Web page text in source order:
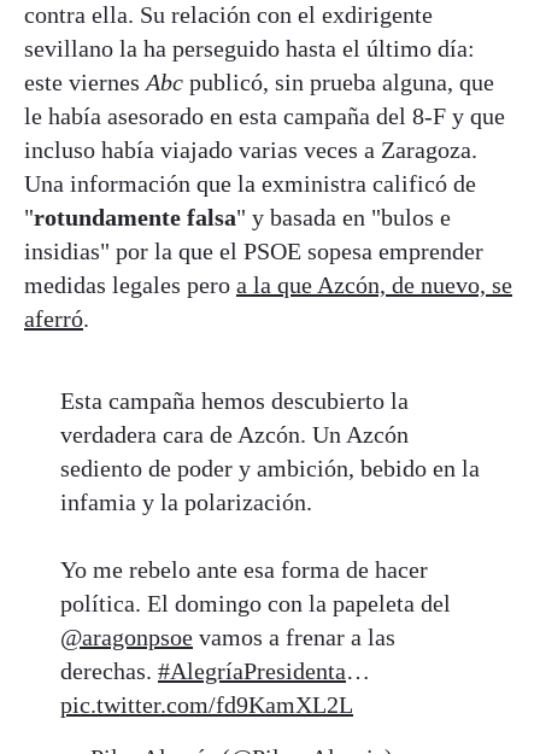
contra ella. Su relación con el exdirigente
sevillano la ha perseguido hasta el último día:
este viernes Abc publicó, sin prueba alguna, que
le había asesorado en esta campaña del 8-F y que
incluso había viajado varias veces a Zaragoza.
Una información que la exministra calificó de
"rotundamente falsa" y basada en "bulos e
insidias" por la que el PSOE sopesa emprender
medidas legales pero a la que Azcón, de nuevo, se
aferró.
Esta campaña hemos descubierto la
verdadera cara de Azcón. Un Azcón
sediento de poder y ambición, bebido en la
infamia y la polarización.
Yo me rebelo ante esa forma de hacer
política. El domingo con la papeleta del
@aragonpsoe vamos a frenar a las
derechas. #AlegríaPresidenta…
pic.twitter.com/fd9KamXL2L